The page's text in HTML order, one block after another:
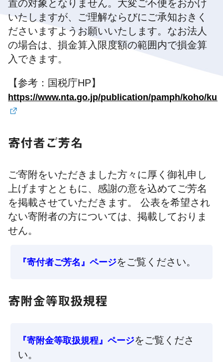
置の対象となりません。大変ご不便をおかけ
いたしますが、ご理解ならびにご承知おきく
ださいますようお願いいたします。なお法人
の場合は、損金算入限度額の範囲内で損金算
入できます。
【参考：国税庁HP】
https://www.nta.go.jp/publication/pamph/koho/
寄付者ご芳名
ご寄附をいただきました方々に厚く御礼申し
上げますとともに、感謝の意を込めてご芳名
を掲載させていただきます。 公表を希望され
ない寄附者の方については、掲載しておりま
せん。
『寄付者ご芳名』ページをご覧ください。
寄附金等取扱規程
『寄附金等取扱規程』ページをご覧くださ
い。